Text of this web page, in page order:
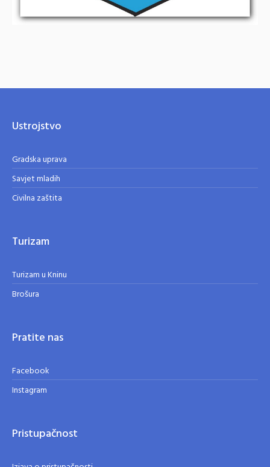
Ustrojstvo
Gradska uprava
Savjet mladih
Civilna zaštita
Turizam
Turizam u Kninu
Brošura
Pratite nas
Facebook
Instagram
Pristupačnost